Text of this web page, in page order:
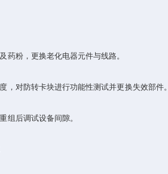
粉，更换老化电器元件与线路‌。
对防转卡块进行功能性测试并更换失效部件‌。
后调试设备间隙‌。